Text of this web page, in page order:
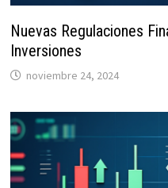
Nuevas Regulaciones
Inversiones
noviembre 24, 2024